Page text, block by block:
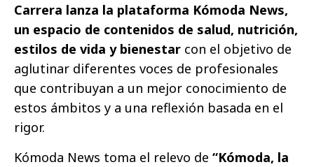
Carrera lanza la plataforma Kómoda News,
un espacio de contenidos de salud, nutrición,
estilos de vida y bienestar con el objetivo de
aglutinar diferentes voces de profesionales
que contribuyan a un mejor conocimiento de
estos ámbitos y a una reflexión basada en el
rigor.
Kómoda News toma el relevo de “Kómoda, la